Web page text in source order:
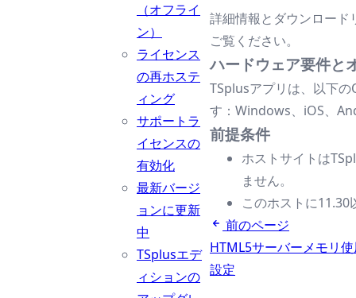
（オフライ
ン）
ライセンス
の再ホステ
ィング
サポートラ
イセンスの
有効化
最新バージ
ョンに更新
中
TSplusエデ
ィションの
詳細情報とダウンロード
ご覧ください。
ハードウェア要件と
TSplusアプリは、以下
す：Windows、iOS、
前提条件
ホストサイトは
ません。
このホストに
前のページ
HTML5サーバーメモリ
設定